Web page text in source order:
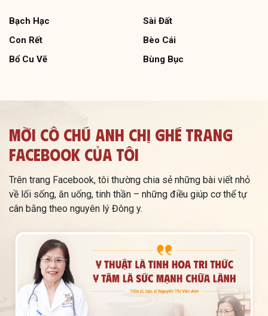
Bạch Hạc
Sài Đất
Con Rết
Bèo Cái
Bổ Cu Vẽ
Bùng Bục
Mời Cô Chú Anh Chị Ghé Trang
Facebook Của Tôi
Trên trang Facebook, tôi thường chia sẻ những bài viết nhỏ
về lối sống, ăn uống, tinh thần – những điều giúp cơ thể tự
cân bằng theo nguyên lý Đông y.